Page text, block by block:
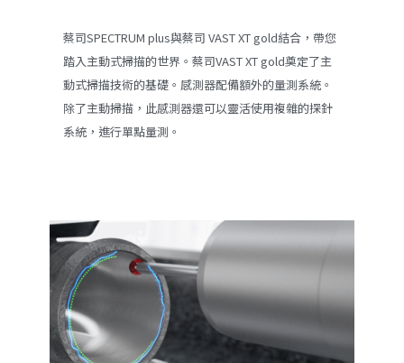
蔡司SPECTRUM plus與蔡司 VAST XT gold結合，帶您
踏入主動式掃描的世界。蔡司VAST XT gold奠定了主
動式掃描技術的基礎。感測器配備額外的量測系統。
除了主動掃描，此感測器還可以靈活使用複雜的探針
系統，進行單點量測。